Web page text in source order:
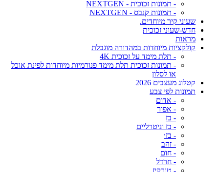
- תמונות זכוכית - NEXTGEN
- תמונות קנבס - NEXTGEN
שעוני קיר מיוחדים.
חדש-שעוני זכוכית
מראות
קולקציות מיוחדות במהדורה מוגבלת
- תלת מימד על זכוכית 4K
- תמונות זכוכית תלת מימד פנורמיות מיוחדות לפינת אוכל
או לסלון
קטלוג מעצבים 2026
תמונות לפי צבע
- אדום
- אפור
- בז
- בז וניטרליים
- בז׳
- זהב
- חום
- חרדל
- טורקיז